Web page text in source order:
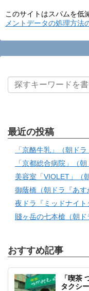
このサイトはスパムを低
メントデータの処理方法
最近の投稿
「京酪牛乳」（朝ドラ
「京都総合病院」（朝
美容室「VIOLET」（
御蔭橋（朝ドラ『あす
夜ドラ『ミッドナイト
賤ヶ岳の七本槍（朝ド
おすすめ記事
「喫茶
タクシー